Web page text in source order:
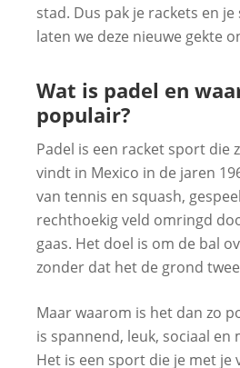
stad. Dus pak je rackets en
laten we deze nieuwe gekte
Wat is padel en
populair?
Padel is een racket sport die
vindt in Mexico in de jaren
van tennis en squash,
rechthoekig veld omringd
gaas. Het doel is om de bal
zonder dat het de grond
Maar waarom is het dan zo
is spannend, leuk, sociaal en
Het is een sport die je met je